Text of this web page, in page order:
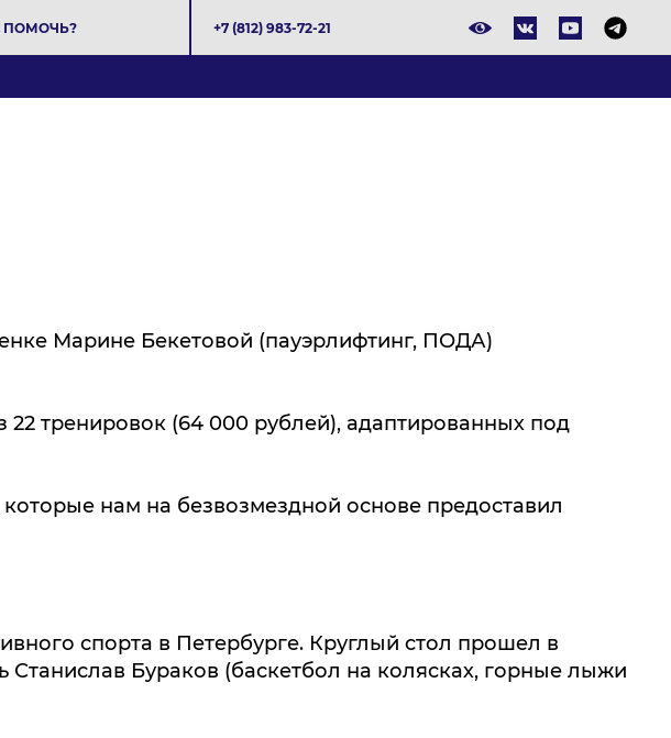
ПОМОЧЬ? +7 (812) 983-72-21
Марине Бекетовой (пауэрлифтинг, ПОДА)
тренировок (64 000 рублей), адаптированных под
нам на безвозмездной основе предоставил
спорта в Петербурге. Круглый стол прошел в
Бураков (баскетбол на колясках, горные лыжи